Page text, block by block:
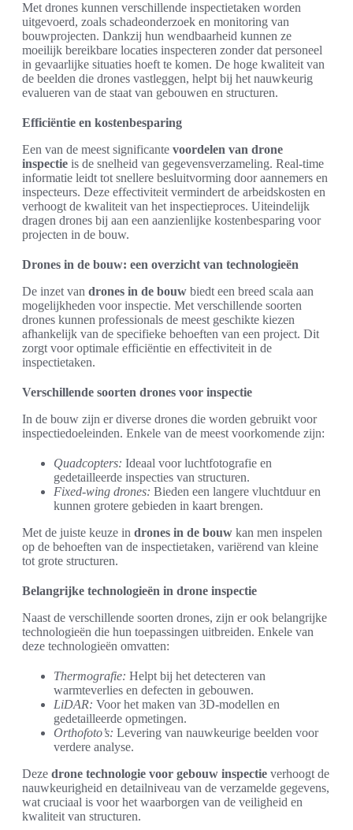
Met drones kunnen verschillende inspectietaken worden
uitgevoerd, zoals schadeonderzoek en monitoring van
bouwprojecten. Dankzij hun wendbaarheid kunnen ze
moeilijk bereikbare locaties inspecteren zonder dat personeel
in gevaarlijke situaties hoeft te komen. De hoge kwaliteit van
de beelden die drones vastleggen, helpt bij het nauwkeurig
evalueren van de staat van gebouwen en structuren.
Efficiëntie en kostenbesparing
Een van de meest significante voordelen van drone
inspectie is de snelheid van gegevensverzameling. Real-time
informatie leidt tot snellere besluitvorming door aannemers en
inspecteurs. Deze effectiviteit vermindert de arbeidskosten en
verhoogt de kwaliteit van het inspectieproces. Uiteindelijk
dragen drones bij aan een aanzienlijke kostenbesparing voor
projecten in de bouw.
Drones in de bouw: een overzicht van technologieën
De inzet van drones in de bouw biedt een breed scala aan
mogelijkheden voor inspectie. Met verschillende soorten
drones kunnen professionals de meest geschikte kiezen
afhankelijk van de specifieke behoeften van een project. Dit
zorgt voor optimale efficiëntie en effectiviteit in de
inspectietaken.
Verschillende soorten drones voor inspectie
In de bouw zijn er diverse drones die worden gebruikt voor
inspectiedoeleinden. Enkele van de meest voorkomende zijn:
Quadcopters: Ideaal voor luchtfotografie en
gedetailleerde inspecties van structuren.
Fixed-wing drones: Bieden een langere vluchtduur en
kunnen grotere gebieden in kaart brengen.
Met de juiste keuze in drones in de bouw kan men inspelen
op de behoeften van de inspectietaken, variërend van kleine
tot grote structuren.
Belangrijke technologieën in drone inspectie
Naast de verschillende soorten drones, zijn er ook belangrijke
technologieën die hun toepassingen uitbreiden. Enkele van
deze technologieën omvatten:
Thermografie: Helpt bij het detecteren van
warmteverlies en defecten in gebouwen.
LiDAR: Voor het maken van 3D-modellen en
gedetailleerde opmetingen.
Orthofoto’s: Levering van nauwkeurige beelden voor
verdere analyse.
Deze drone technologie voor gebouw inspectie verhoogt de
nauwkeurigheid en detailniveau van de verzamelde gegevens,
wat cruciaal is voor het waarborgen van de veiligheid en
kwaliteit van structuren.